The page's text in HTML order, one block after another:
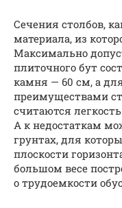
Сечения столбов,
материала, из
Максимально
плиточного бут
камня — 60 см, а
преимуществами
считаются
А к недостаткам
грунтах, для
плоскости
большом весе
о трудоемкости